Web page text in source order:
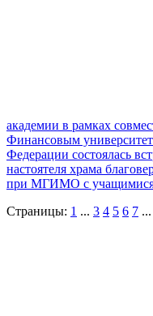
академии в рамках
Финансовым
Федерации состоялась
настоятеля храма
при МГИМО с
Страницы: 1 ... 3 4 5 6 7 ...